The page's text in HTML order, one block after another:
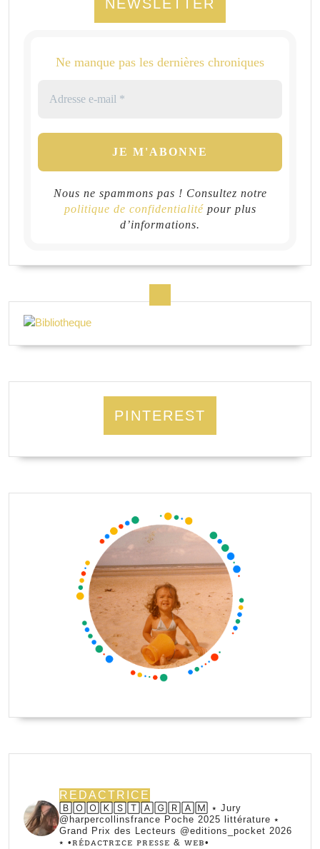
NEWSLETTER
Ne manque pas les dernières chroniques
Nous ne spammons pas ! Consultez notre
politique de confidentialitépour plus
d’informations.
PINTEREST
REDACTRICE
🄱🄾🄾🄺🅂🅃🄰🄶🅁🄰🄼 ⭑ Jury
@harpercollinsfrance Poche 2025 littérature ⭑
Grand Prix des Lecteurs @editions_pocket 2026
⭑ •ꭱꭼ́ꭰꭺꮯꭲꭱꮖꮯꭼ ꮲꭱꭼꮪꮪꭼ & ꮃꭼᏼ•